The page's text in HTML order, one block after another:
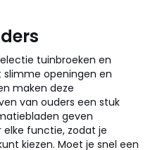
tuinbroeken en
slimme openingen en
maken deze
van ouders een stuk
geven
functie, zodat je
kiezen. Moet je snel een